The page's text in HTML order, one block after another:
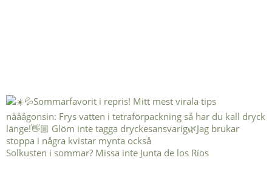
Solkusten i sommar? Missa inte Junta de los Ríos